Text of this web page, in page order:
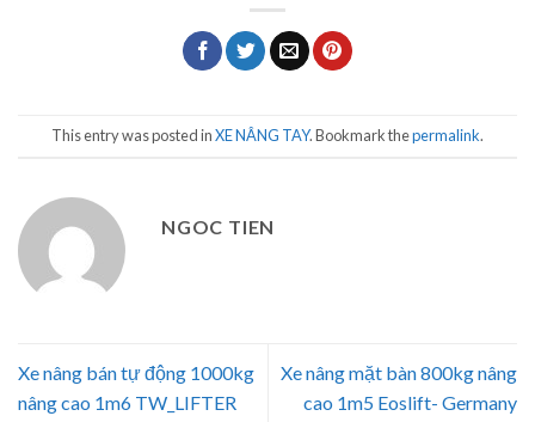
This entry was posted inXE NÂNG TAY. Bookmark thepermalink.
NGOC TIEN
Xe nâng bán tự động 1000kg
nâng cao 1m6 TW_LIFTER
Xe nâng mặt bàn 800kg nâng
cao 1m5 Eoslift- Germany